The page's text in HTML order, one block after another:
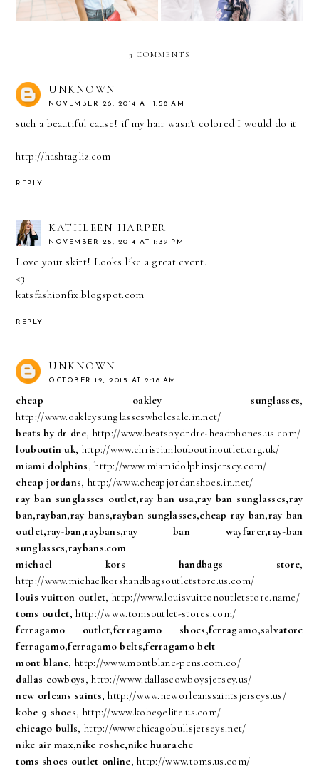
3 COMMENTS
UNKNOWN
NOVEMBER 26, 2014 AT 1:58 AM
such a beautiful cause! if my hair wasn't colored I would do it
http://hashtagliz.com
REPLY
KATHLEEN HARPER
NOVEMBER 28, 2014 AT 1:39 PM
Love your skirt! Looks like a great event.
<3
katsfashionfix.blogspot.com
REPLY
UNKNOWN
OCTOBER 12, 2015 AT 2:18 AM
cheap oakley sunglasses,
http://www.oakleysunglasseswholesale.in.net/
beats by dr dre, http://www.beatsbydrdre-headphones.us.com/
louboutin uk, http://www.christianlouboutinoutlet.org.uk/
miami dolphins, http://www.miamidolphinsjersey.com/
cheap jordans, http://www.cheapjordanshoes.in.net/
ray ban sunglasses outlet,ray ban usa,ray ban sunglasses,ray
ban,rayban,ray bans,rayban sunglasses,cheap ray ban,ray ban
outlet,ray-ban,raybans,ray ban wayfarer,ray-ban
sunglasses,raybans.com
michael kors handbags store,
http://www.michaelkorshandbagsoutletstore.us.com/
louis vuitton outlet, http://www.louisvuittonoutletstore.name/
toms outlet, http://www.tomsoutlet-stores.com/
ferragamo outlet,ferragamo shoes,ferragamo,salvatore
ferragamo,ferragamo belts,ferragamo belt
mont blanc, http://www.montblanc-pens.com.co/
dallas cowboys, http://www.dallascowboysjersey.us/
new orleans saints, http://www.neworleanssaintsjerseys.us/
kobe 9 shoes, http://www.kobe9elite.us.com/
chicago bulls, http://www.chicagobullsjerseys.net/
nike air max,nike roshe,nike huarache
toms shoes outlet online, http://www.toms.us.com/